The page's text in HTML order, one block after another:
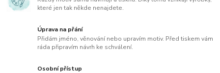
které jen tak někde nenajdete.
Úprava na přání
Přidám jméno, věnování nebo upravím motiv. Před tiskem vám
ráda připravím návrh ke schválení.
Osobní přístup